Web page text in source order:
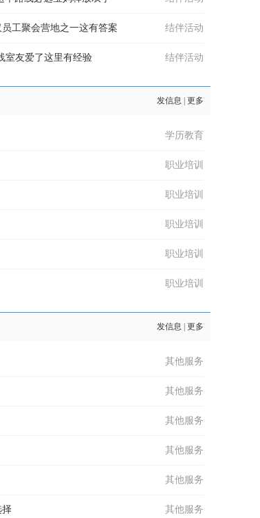
工聚会营地之一这有答案 结伴活动
室友爱了这里有经验 结伴活动
发信息 更多
学历教育
职业培训
职业培训
职业培训
职业培训
职业培训
发信息 更多
其他服务
其他服务
其他服务
其他服务
其他服务
择 其他服务